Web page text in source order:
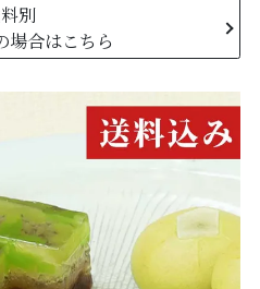
別
場合はこちら